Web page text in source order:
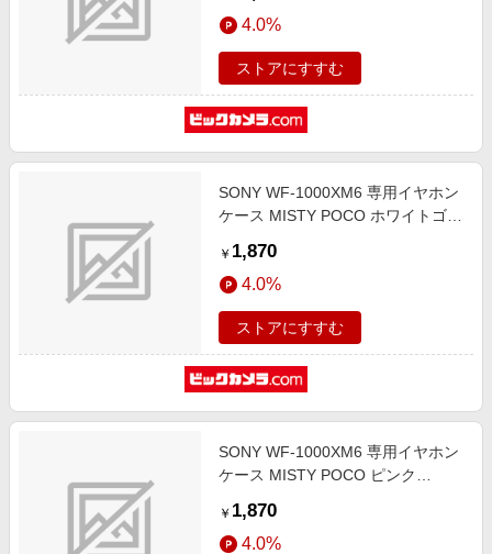
4.0%
ストアにすすむ
SONY WF-1000XM6 専用イヤホン
ケース MISTY POCO ホワイトゴー
￥ 1,870
4.0%
ストアにすすむ
SONY WF-1000XM6 専用イヤホン
ケース MISTY POCO ピンク
￥ 1,870
4.0%